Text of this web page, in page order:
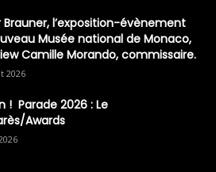
Brauner, l’exposition-évènement
Musée national de Monaco,
Camille Morando, commissaire.
2026
! Parade 2026 : Le
Awards